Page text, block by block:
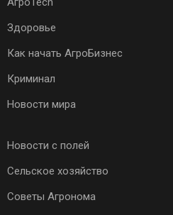
Здоровье
Как начать АгроБизнес
Криминал
Новости мира
Новости с полей
Сельское хозяйство
Советы Агронома